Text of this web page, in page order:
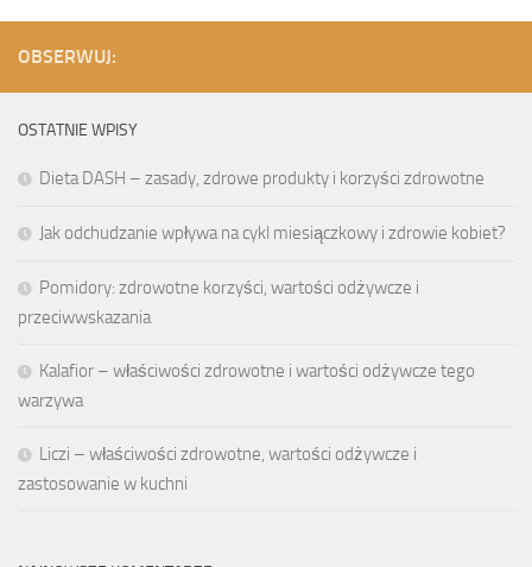
OBSERWUJ:
OSTATNIE WPISY
Dieta DASH – zasady, zdrowe produkty i korzyści zdrowotne
Jak odchudzanie wpływa na cykl miesiączkowy i zdrowie kobiet?
Pomidory: zdrowotne korzyści, wartości odżywcze i
przeciwwskazania
Kalafior – właściwości zdrowotne i wartości odżywcze tego
warzywa
Liczi – właściwości zdrowotne, wartości odżywcze i
zastosowanie w kuchni